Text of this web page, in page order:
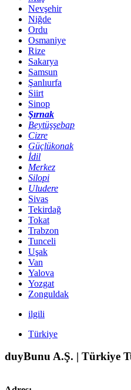
Nevşehir
Niğde
Ordu
Osmaniye
Rize
Sakarya
Samsun
Şanlıurfa
Siirt
Sinop
Şırnak
Beytüşşebap
Cizre
Güçlükonak
İdil
Merkez
Silopi
Uludere
Sivas
Tekirdağ
Tokat
Trabzon
Tunceli
Uşak
Van
Yalova
Yozgat
Zonguldak
ilgili
Türkiye
duyBunu A.Ş. | Türkiye